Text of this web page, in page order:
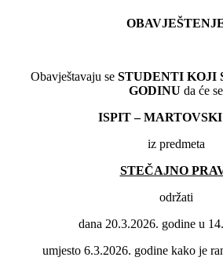
Obavještavaju se STUDENTI KOJI
GODINU da će se
ISPIT –
iz predmeta
STEČAJNO
održati
dana 20.3.2026. godine u
umjesto 6.3.2026. godine kako je